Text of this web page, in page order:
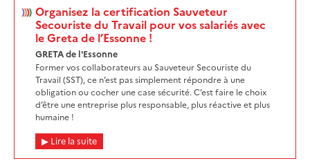
Organisez la certification Sauveteur
Secouriste du Travail pour vos salariés avec
le Greta de l’Essonne !
GRETA de l'Essonne
Former vos collaborateurs au Sauveteur Secouriste du
Travail (SST), ce n’est pas simplement répondre à une
obligation ou cocher une case sécurité. C’est faire le choix
d’être une entreprise plus responsable, plus réactive et plus
humaine !
Lire la suite